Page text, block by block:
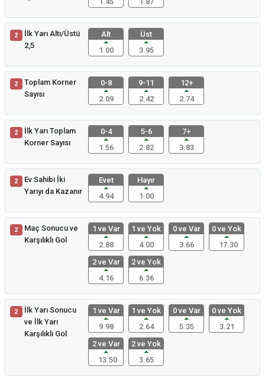
2
İlk Yarı Altı/Üstü
2,5
Alt
1.00
Üst
3.95
2
Toplam Korner
Sayısı
0-8
2.09
9-11
2.42
12+
2.74
2
İlk Yarı Toplam
Korner Sayısı
0-4
1.56
5-6
2.82
7+
3.83
2
Ev Sahibi İki
Yarıyı da Kazanır
Evet
4.94
Hayır
1.00
2
Maç Sonucu ve
Karşılıklı Gol
1 ve Var
2.88
1 ve Yok
4.00
0 ve Var
3.66
0 ve Yok
17.30
2 ve Var
4.16
2 ve Yok
6.36
2
İlk Yarı Sonucu
ve İlk Yarı
Karşılıklı Gol
1 ve Var
9.98
1 ve Yok
2.64
0 ve Var
5.35
0 ve Yok
3.21
2 ve Var
13.50
2 ve Yok
3.65